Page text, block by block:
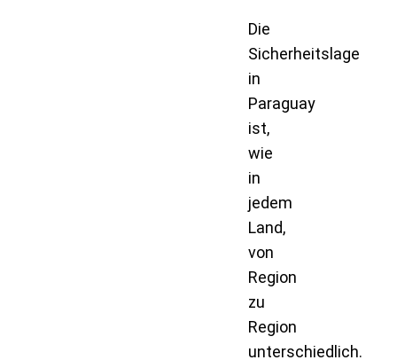
Die
Sicherheitslage
in
Paraguay
ist,
wie
in
jedem
Land,
von
Region
zu
Region
unterschiedlich.